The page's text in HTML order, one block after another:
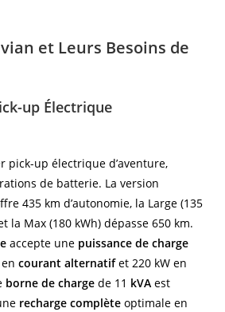
et Leurs Besoins de
up Électrique
pick-up électrique d’aventure,
de batterie. La version
435 km d’autonomie, la Large (135
la Max (180 kWh) dépasse 650 km.
accepte une puissance de charge
encourant alternatifet 220 kW en
borne de charge de 11 kVA est
recharge complète optimale en